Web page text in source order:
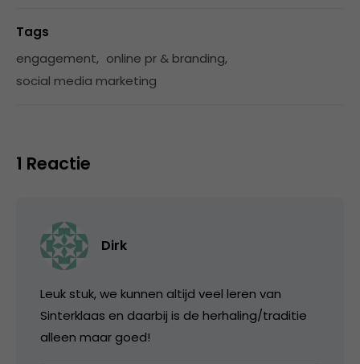
Tags
engagement, online pr & branding,
social media marketing
1 Reactie
Dirk
Leuk stuk, we kunnen altijd veel leren van
Sinterklaas en daarbij is de herhaling/traditie
alleen maar goed!